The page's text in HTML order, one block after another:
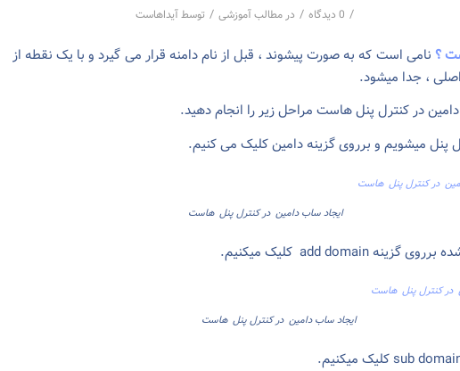
/ 0 دیدگاه / درمطالب آموزشی / توسطآیداهاست
؟ نامی است که به صورت پیشوند ، قبل از نام دامنه قرار می گیرد و با یک نقطه از
، جدا میشود.
در کنترل پنل هاست مراحل زیر را انجام دهید.
ایجاد ساب دامین در کنترل پنل هاست
ایجاد ساب دامین در کنترل پنل هاست